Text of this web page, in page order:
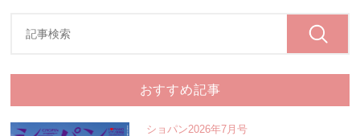
おすすめ記事
ショパン2026年7月号